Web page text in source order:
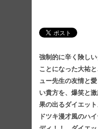
強制的に辛く険し
ことになった大祐
ュー先生の友情と
い貴方を、爆笑と
果の出るダイエッ
ドツキ漫才風のハ